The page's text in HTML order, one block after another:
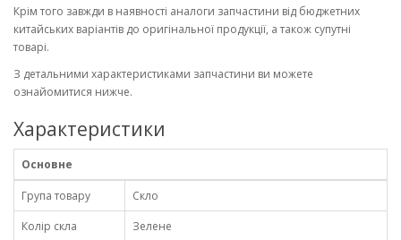
Крім того завжди в наявності аналоги запчастини від бюджетних
китайських варіантів до оригінальної продукції, а також супутні
товарі.
З детальними характеристиками запчастини ви можете
ознайомитися нижче.
Характеристики
Основне
Група товару
Скло
Колір скла
Зелене